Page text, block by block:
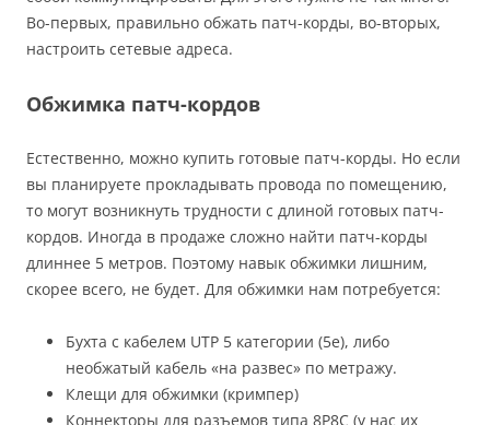
Во-первых, правильно обжать патч-корды, во-вторых,
настроить сетевые адреса.
Обжимка патч-кордов
Естественно, можно купить готовые патч-корды. Но если
вы планируете прокладывать провода по помещению,
то могут возникнуть трудности с длиной готовых патч-
кордов. Иногда в продаже сложно найти патч-корды
длиннее 5 метров. Поэтому навык обжимки лишним,
скорее всего, не будет. Для обжимки нам потребуется:
Бухта с кабелем UTP 5 категории (5e), либо
необжатый кабель «на развес» по метражу.
Клещи для обжимки (кримпер)
Коннекторы для разъемов типа 8P8C (у нас их